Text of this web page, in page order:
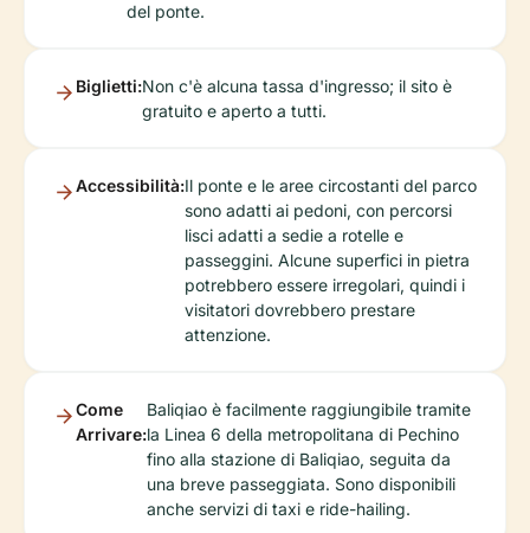
del ponte.
Biglietti:Non c'è alcuna tassa d'ingresso; il sito è
gratuito e aperto a tutti.
Accessibilità:Il ponte e le aree circostanti del parco
sono adatti ai pedoni, con percorsi
lisci adatti a sedie a rotelle e
passeggini. Alcune superfici in pietra
potrebbero essere irregolari, quindi i
visitatori dovrebbero prestare
attenzione.
Come
Arrivare:
Baliqiao è facilmente raggiungibile tramite
la Linea 6 della metropolitana di Pechino
fino alla stazione di Baliqiao, seguita da
una breve passeggiata. Sono disponibili
anche servizi di taxi e ride-hailing.